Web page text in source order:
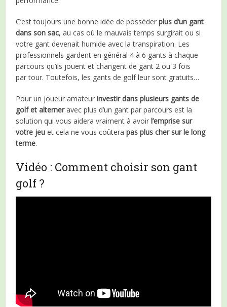
C’est toujours une bonne idée de posséderplus d’un gant
dans son sac, au cas où le mauvais temps surgirait ou si
votre gant devenait humide avec la transpiration. Les
professionnels gardent en général 4 à 6 gants à chaque
parcours qu’ils jouent et changent de gant 2 ou 3 fois
par tour. Toutefois, les gants de golf leur sont gratuits…
Pour un joueur amateurinvestir dans plusieurs gants de
golf et alterneravec plus d’un gant par parcours est la
solution qui vous aidera vraiment à avoir l’emprise sur
votre jeu et cela ne vous coûterapas plus cher sur le long
terme.
Vidéo : Comment choisir son gant
golf ?